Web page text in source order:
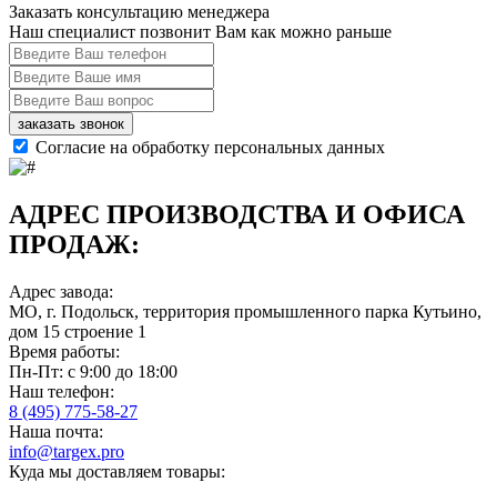
Заказать консультацию менеджера
Наш специалист позвонит Вам как можно раньше
заказать звонок
Согласие на обработку персональных данных
АДРЕС ПРОИЗВОДСТВА И ОФИСА
ПРОДАЖ:
Адрес завода:
МО, г. Подольск, территория промышленного парка Кутьино,
дом 15 строение 1
Время работы:
Пн-Пт: с 9:00 до 18:00
Наш телефон:
8 (495) 775-58-27
Наша почта:
info@targex.pro
Куда мы доставляем товары: